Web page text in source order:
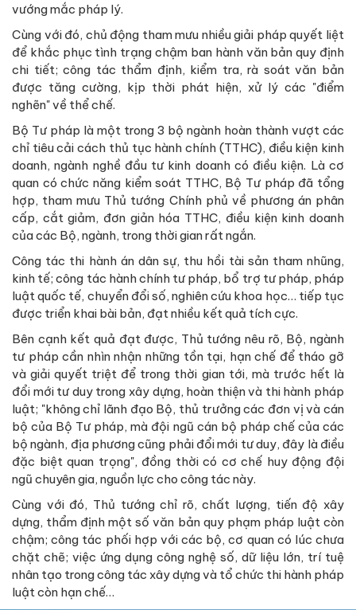
vướng mắc pháp lý.
Cùng với đó, chủ động tham mưu nhiều giải pháp quyết liệt
để khắc phục tình trạng chậm ban hành văn bản quy định
chi tiết; công tác thẩm định, kiểm tra, rà soát văn bản
được tăng cường, kịp thời phát hiện, xử lý các "điểm
nghẽn" về thể chế.
Bộ Tư pháp là một trong 3 bộ ngành hoàn thành vượt các
chỉ tiêu cải cách thủ tục hành chính (TTHC), điều kiện kinh
doanh, ngành nghề đầu tư kinh doanh có điều kiện. Là cơ
quan có chức năng kiểm soát TTHC, Bộ Tư pháp đã tổng
hợp, tham mưu Thủ tướng Chính phủ về phương án phân
cấp, cắt giảm, đơn giản hóa TTHC, điều kiện kinh doanh
của các Bộ, ngành, trong thời gian rất ngắn.
Công tác thi hành án dân sự, thu hồi tài sản tham nhũng,
kinh tế; công tác hành chính tư pháp, bổ trợ tư pháp, pháp
luật quốc tế, chuyển đổi số, nghiên cứu khoa học… tiếp tục
được triển khai bài bản, đạt nhiều kết quả tích cực.
Bên cạnh kết quả đạt được, Thủ tướng nêu rõ, Bộ, ngành
tư pháp cần nhìn nhận những tồn tại, hạn chế để tháo gỡ
và giải quyết triệt để trong thời gian tới, mà trước hết là
đổi mới tư duy trong xây dựng, hoàn thiện và thi hành pháp
luật; "không chỉ lãnh đạo Bộ, thủ trưởng các đơn vị và cán
bộ của Bộ Tư pháp, mà đội ngũ cán bộ pháp chế của các
bộ ngành, địa phương cũng phải đổi mới tư duy, đây là điều
đặc biệt quan trọng", đồng thời có cơ chế huy động đội
ngũ chuyên gia, nguồn lực cho công tác này.
Cùng với đó, Thủ tướng chỉ rõ, chất lượng, tiến độ xây
dựng, thẩm định một số văn bản quy phạm pháp luật còn
chậm; công tác phối hợp với các bộ, cơ quan có lúc chưa
chặt chẽ; việc ứng dụng công nghệ số, dữ liệu lớn, trí tuệ
nhân tạo trong công tác xây dựng và tổ chức thi hành pháp
luật còn hạn chế…